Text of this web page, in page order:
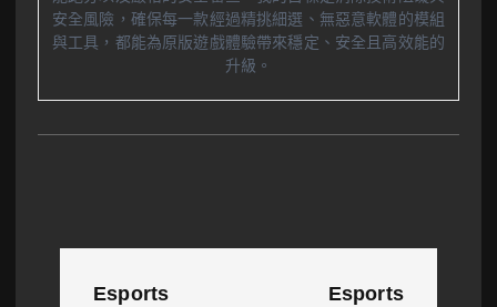
安全風險，確保每一款經過精挑細選、無惡意軟體的模組
與工具，都能為原版遊戲體驗帶來穩定、安全且高效能的
升級。
Esports
Esports